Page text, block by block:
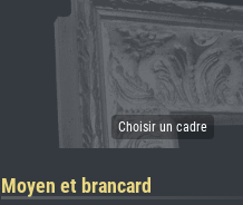
Moyen et brancard